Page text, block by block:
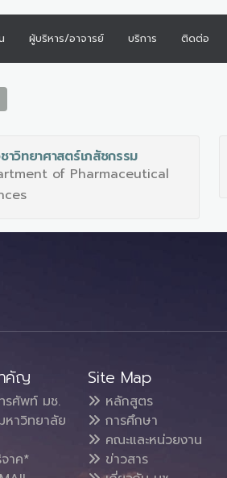
ผู้บริหาร/อาจารย์ บริการ ติดต่อ
าวิทยาศาสตร์เภสัชกรรม
of Pharmaceutical
คัญ
รศัพท์ มช.
หาวิทยาลัย
าค*
Site Map
หลักสูตร
การศึกษา
คณะและหน่วยงาน
ข่าวสาร